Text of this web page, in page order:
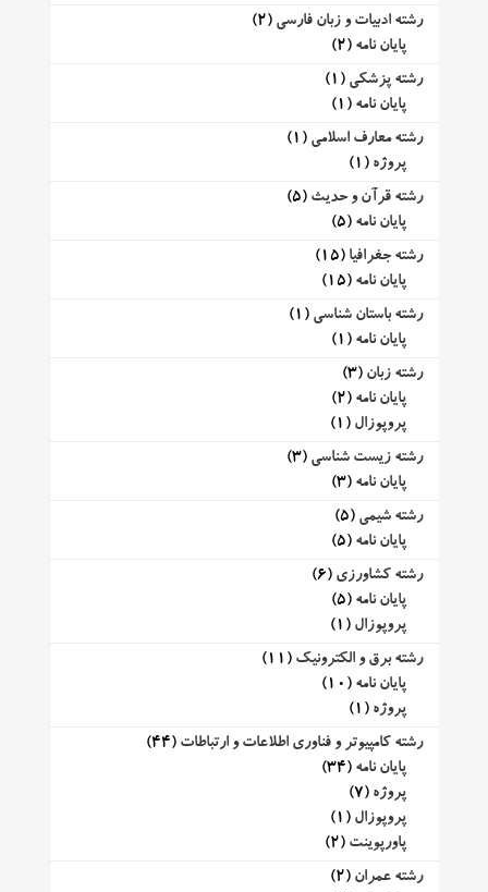
رشته ادبیات و زبان فارسی (2)
پایان نامه (2)
رشته پزشکی (1)
پایان نامه (1)
رشته معارف اسلامی (1)
پروژه (1)
رشته قرآن و حدیث (5)
پایان نامه (5)
رشته جغرافیا (15)
پایان نامه (15)
رشته باستان شناسی (1)
پایان نامه (1)
رشته زبان (3)
پایان نامه (2)
پروپوزال (1)
رشته زیست شناسی (3)
پایان نامه (3)
رشته شیمی (5)
پایان نامه (5)
رشته کشاورزی (6)
پایان نامه (5)
پروپوزال (1)
رشته برق و الکترونیک (11)
پایان نامه (10)
پروژه (1)
رشته کامپیوتر و فناوری اطلاعات و ارتباطات (44)
پایان نامه (34)
پروژه (7)
پروپوزال (1)
پاورپوینت (2)
رشته عمران (2)